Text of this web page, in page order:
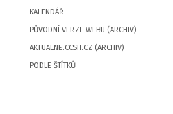
KALENDÁŘ
PŮVODNÍ VERZE WEBU (ARCHIV)
AKTUALNE.CCSH.CZ (ARCHIV)
PODLE ŠTÍTKŮ